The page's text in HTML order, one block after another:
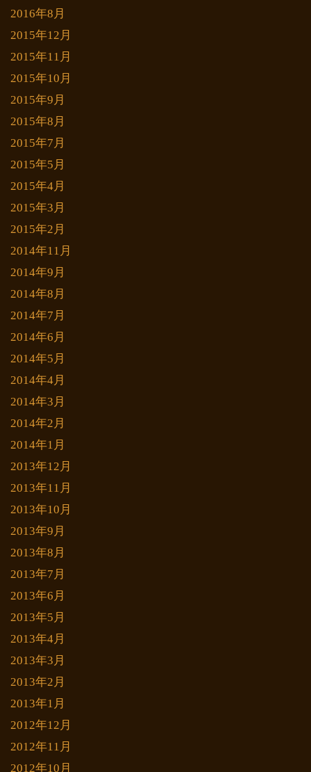
2016年8月
2015年12月
2015年11月
2015年10月
2015年9月
2015年8月
2015年7月
2015年5月
2015年4月
2015年3月
2015年2月
2014年11月
2014年9月
2014年8月
2014年7月
2014年6月
2014年5月
2014年4月
2014年3月
2014年2月
2014年1月
2013年12月
2013年11月
2013年10月
2013年9月
2013年8月
2013年7月
2013年6月
2013年5月
2013年4月
2013年3月
2013年2月
2013年1月
2012年12月
2012年11月
2012年10月